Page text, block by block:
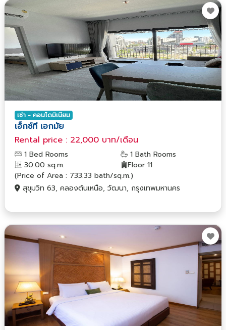
เช่า - คอนโดมิเนียม
เอ็กซ์ที เอกมัย
Rental price : 22,000 บาท/เดือน
1 Bed Rooms
1 Bath Rooms
30.00 sq.m.
Floor 11
(Price of Area : 733.33 bath/sq.m.)
สุขุมวิท 63, คลองตันเหนือ, วัฒนา, กรุงเทพมหานคร